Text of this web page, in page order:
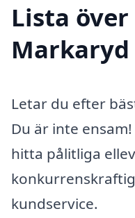
Lista
Markaryd
Letar du efter
Du är inte
hitta pålitliga
kundservice.